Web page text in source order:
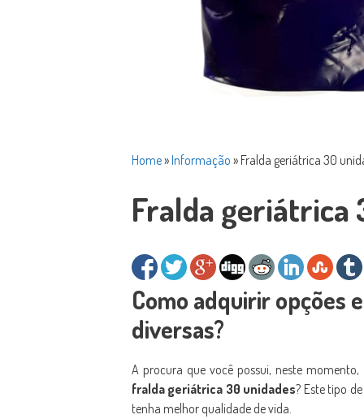
Home»Informação » Fralda geriátrica 30
Fralda geriátrica
Como adquirir opções
diversas?
A procura que você possui, neste
fralda geriátrica 30 unidades? Este tipo
tenha melhor qualidade de vida.